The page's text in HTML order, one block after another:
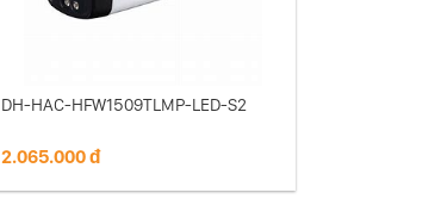
DH-HAC-HFW1509TLMP-LED-S2
2.065.000 đ